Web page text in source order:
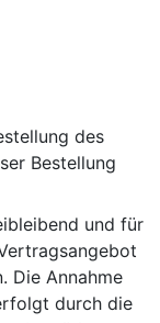
des
Bestellung
und für
Die Annahme
durch die